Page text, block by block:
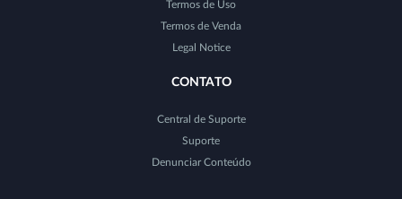
Termos de Uso
Termos de Venda
Legal Notice
CONTATO
Central de Suporte
Suporte
Denunciar Conteúdo